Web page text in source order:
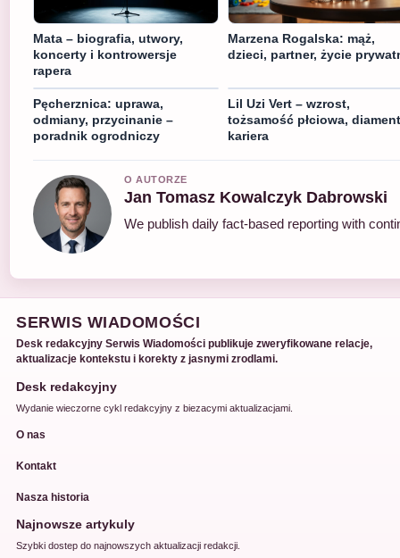
Mata – biografia, utwory,
koncerty i kontrowersje
rapera
Marzena Rogalska: mąż,
dzieci, partner, życie
Pęcherznica: uprawa,
odmiany, przycinanie –
poradnik ogrodniczy
Lil Uzi Vert – wzrost,
tożsamość płciowa,
kariera
O AUTORZE
Jan Tomasz Kowalczyk Dabrowski
We publish daily fact-based reporting with
SERWIS WIADOMOŚCI
Desk redakcyjny Serwis Wiadomości publikuje zweryfikowane relacje,
aktualizacje kontekstu i korekty z jasnymi zrodlami.
Desk redakcyjny
Wydanie wieczorne cykl redakcyjny z biezacymi aktualizacjami.
O nas
Kontakt
Nasza historia
Najnowsze artykuly
Szybki dostep do najnowszych aktualizacji redakcji.